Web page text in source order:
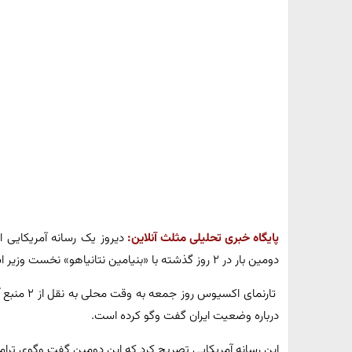
پایگاه خبری تحلیلی مثلث آنلاین: دیروز یک رسانه
دومین بار در ۲ روز گذشته با «بنیامین نتانیاهو» نخست وزیر اسرائیل درباره ایران گفت وگو کرده است.
تارنمای
درباره وضعیت ایران گفت وگو کرده است.